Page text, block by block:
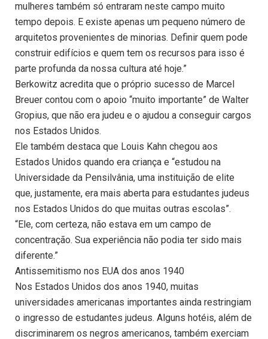
mulheres também só entraram neste campo muito
tempo depois. E existe apenas um pequeno número de
arquitetos provenientes de minorias. Definir quem pode
construir edifícios e quem tem os recursos para isso é
parte profunda da nossa cultura até hoje.”
Berkowitz acredita que o próprio sucesso de Marcel
Breuer contou com o apoio “muito importante” de Walter
Gropius, que não era judeu e o ajudou a conseguir cargos
nos Estados Unidos.
Ele também destaca que Louis Kahn chegou aos
Estados Unidos quando era criança e “estudou na
Universidade da Pensilvânia, uma instituição de elite
que, justamente, era mais aberta para estudantes judeus
nos Estados Unidos do que muitas outras escolas”.
“Ele, com certeza, não estava em um campo de
concentração. Sua experiência não podia ter sido mais
diferente.”
Antissemitismo nos EUA dos anos 1940
Nos Estados Unidos dos anos 1940, muitas
universidades americanas importantes ainda restringiam
o ingresso de estudantes judeus. Alguns hotéis, além de
discriminarem os negros americanos, também exerciam